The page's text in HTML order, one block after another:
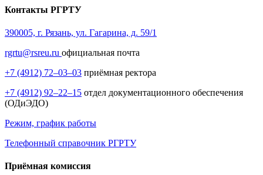
Контакты РГРТУ
390005, г. Рязань, ул. Гагарина, д. 59/1
rgrtu@rsreu.ru официальная почта
+7 (4912) 72–03–03 приёмная ректора
+7 (4912) 92–22–15 отдел документационного обеспечения
(ОДиЭДО)
Режим, график работы
Телефонный справочник РГРТУ
Приёмная комиссия